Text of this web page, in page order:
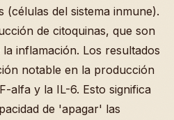
(células del sistema inmune).
de citoquinas, que son
inflamación. Los resultados
notable en la producción
alfa y la IL-6. Esto significa
de 'apagar' las